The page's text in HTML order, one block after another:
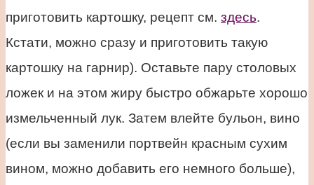
приготовить картошку, рецепт см. здесь.
Кстати, можно сразу и приготовить такую
картошку на гарнир). Оставьте пару столовых
ложек и на этом жиру быстро обжарьте хорошо
измельченный лук. Затем влейте бульон, вино
(если вы заменили портвейн красным сухим
вином, можно добавить его немного больше),